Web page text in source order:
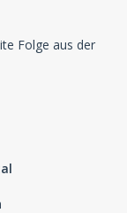
Folge aus der